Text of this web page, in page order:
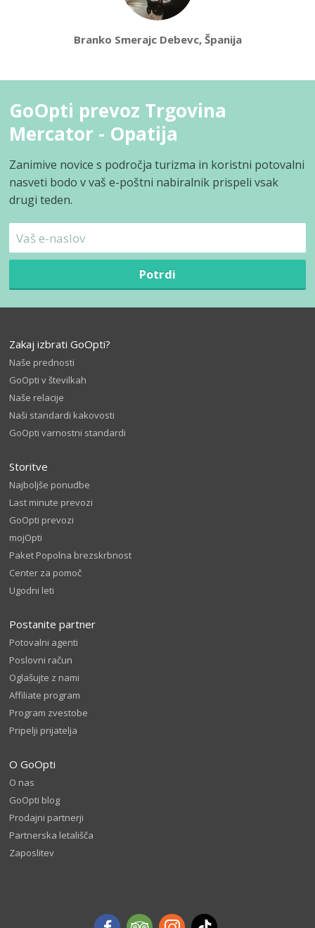
Branko Smerajc Debevc, Španija
GoOpti prevoz Trgovina
Mercator - Opatija
Zanimive novice s področja turizma in koristni potovalni
nasveti bodo v vaš e-poštni nabiralnik prispeli vsak
drugi teden.
Potrdi
Zakaj izbrati GoOpti?
Naše prednosti
GoOpti v številkah
Naše relacije
Naši standardi kakovosti
GoOpti varnostni standardi
Storitve
Najboljše ponudbe
Last minute prevozi
GoOpti prevozi
mojOpti
Paket Popolna brezskrbnost
Center za pomoč
Ugodni leti
Postanite partner
Potovalni agenti
Poslovni račun
Oglašujte z nami
Affiliate program
Program zvestobe
Pripelji prijatelja
O GoOpti
O nas
GoOpti blog
Prodajni partnerji
Partnerska letališča
Zaposlitev